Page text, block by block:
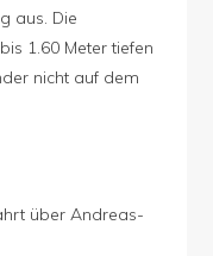
aus. Die
1.60 Meter tiefen
nicht auf dem
über Andreas-